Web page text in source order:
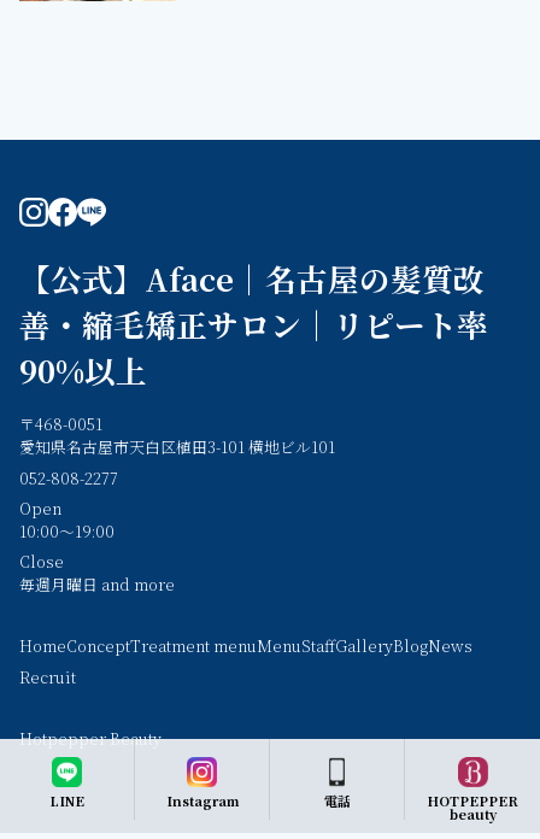
【公式】Aface｜名古屋の髪質改
善・縮毛矯正サロン｜リピート率
90%以上
〒468-0051
愛知県名古屋市天白区植田3-101 横地ビル101
052-808-2277
Open
10:00～19:00
Close
毎週月曜日 and more
HomeConceptTreatment menuMenuStaffGalleryBlogNews
Recruit
Hotpepper Beauty
LINE Instagram 電話 HOTPEPPER
beauty